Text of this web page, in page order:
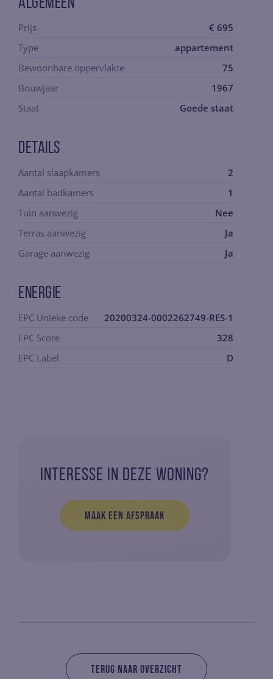
Algemeen
Prijs
€ 695
Type
appartement
Bewoonbare oppervlakte
75
Bouwjaar
1967
Staat
Goede staat
Details
Aantal slaapkamers
2
Aantal badkamers
1
Tuin aanwezig
Nee
Terras aanwezig
Ja
Garage aanwezig
Ja
Energie
EPC Unieke code
20200324-0002262749-RES-1
EPC Score
328
EPC Label
D
Interesse in deze woning?
Maak een afspraak
TERUG NAAR OVERZICHT